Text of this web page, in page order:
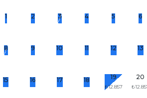
1 2 3 4 5 6
8 9 10 11 12 13
15 16 17 18 19
₺12.857
20